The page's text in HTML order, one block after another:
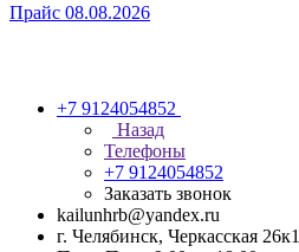
Прайс 08.08.2026
+7 9124054852
Назад
Телефоны
+7 9124054852
Заказать звонок
kailunhrb@yandex.ru
г. Челябинск, Черкасская